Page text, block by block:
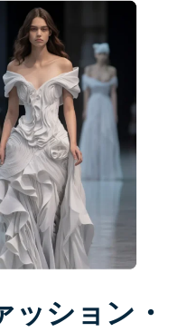
ッション・